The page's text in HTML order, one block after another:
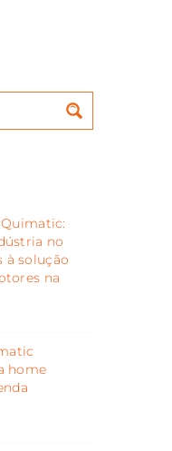
no
à solução
na
home